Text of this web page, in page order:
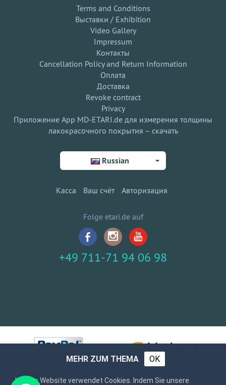
Terms and Conditions
Выставки / Exhibition
Video Gallery
Impressum
Контакты
Cancellation Policy and Return Information
Оплата
Доставка
Revoke contract
Privacy
Приложение App MD-ETARI.de для измерения толщины
лакокрасочного покрытия – скачать
Russian
Касса Ваш счёт Авторизация
Folge etari.de auf
+49 711-71 94 06 98
MEHR ZUM THEMA OK
Unsere Website verwendet Cookies. Indem Sie unsere